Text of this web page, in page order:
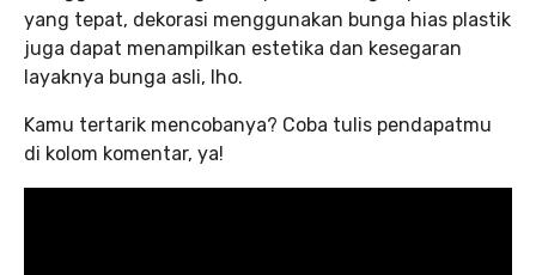
yang tepat, dekorasi menggunakan bunga hias plastik
juga dapat menampilkan estetika dan kesegaran
layaknya bunga asli, lho.
Kamu tertarik mencobanya? Coba tulis pendapatmu
di kolom komentar, ya!